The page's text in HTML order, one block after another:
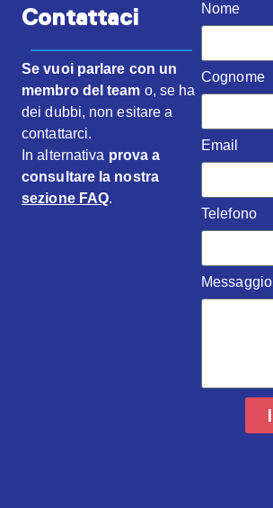
Contattaci
Se vuoi parlare con un
membro del team o, se ha
dei dubbi, non esitare a
contattarci.
In alternativa prova a
consultare la nostra
sezione FAQ.
Nome
Cognome
Email
Telefono
Messaggio